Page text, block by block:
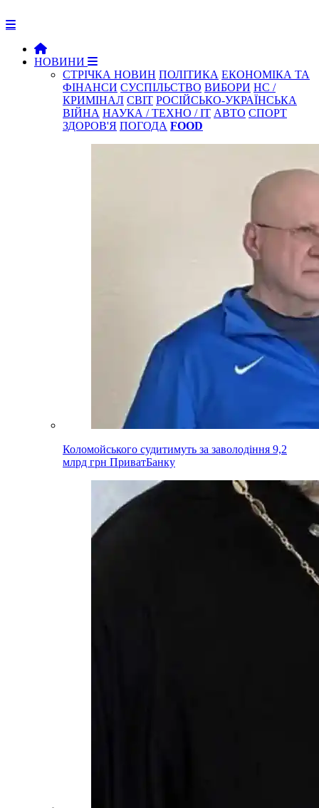
НОВИНИ
СТРІЧКА НОВИН ПОЛІТИКА ЕКОНОМІКА ТА
ФІНАНСИ СУСПІЛЬСТВО ВИБОРИ НС /
КРИМІНАЛ СВІТ РОСІЙСЬКО-УКРАЇНСЬКА
ВІЙНА НАУКА / ТЕХНО / IT АВТО СПОРТ
ЗДОРОВ'Я ПОГОДА FOOD
Коломойського судитимуть за заволодіння 9,2
млрд грн ПриватБанку